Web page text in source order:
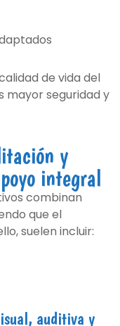
de vida del
mayor seguridad y
y
integral
combinan
que el
suelen incluir:
auditiva y